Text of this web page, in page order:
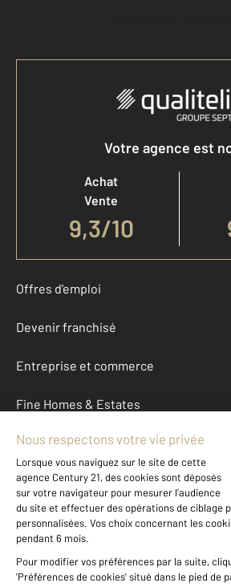
Accéder à mon
Votre agence est
Achat
Vente
9,3/10
Offres d'emploi
Devenir franchisé
Entreprise et commerce
Fine Homes & Estates
À propos
International
Nous contacter